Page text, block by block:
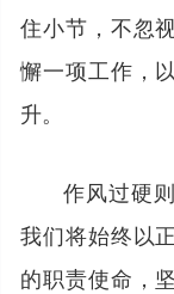
住小节，不忽
懈一项工作，
升。
作风过硬
我们将始终以
的职责使命，